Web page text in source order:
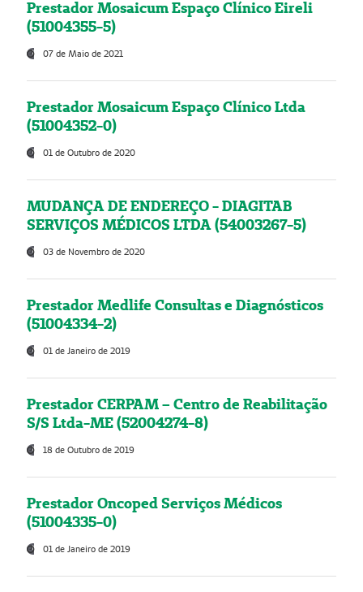
Prestador Mosaicum Espaço Clínico Eireli
(51004355-5)
07 de Maio de 2021
Prestador Mosaicum Espaço Clínico Ltda
(51004352-0)
01 de Outubro de 2020
MUDANÇA DE ENDEREÇO - DIAGITAB
SERVIÇOS MÉDICOS LTDA (54003267-5)
03 de Novembro de 2020
Prestador Medlife Consultas e Diagnósticos
(51004334-2)
01 de Janeiro de 2019
Prestador CERPAM – Centro de Reabilitação
S/S Ltda-ME (52004274-8)
18 de Outubro de 2019
Prestador Oncoped Serviços Médicos
(51004335-0)
01 de Janeiro de 2019